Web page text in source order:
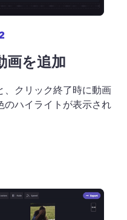
画を追加
、クリック終了時に動画
のハイライトが表示され